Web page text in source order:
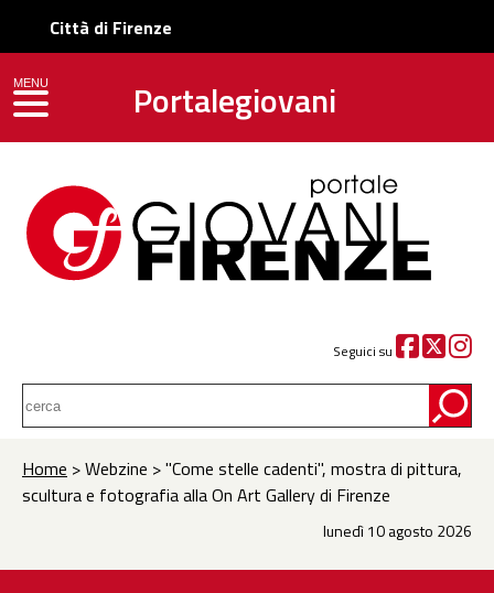
Città di Firenze
Portalegiovani
Seguici su
MENU
toggle navigation
Home > Webzine > "Come stelle cadenti", mostra di pittura,
scultura e fotografia alla On Art Gallery di Firenze
lunedì 10 agosto 2026